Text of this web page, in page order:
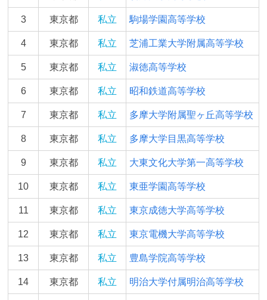
3 東京都 私立 駒場学園高等学校
4 東京都 私立 芝浦工業大学附属高等学校
5 東京都 私立 淑徳高等学校
6 東京都 私立 昭和鉄道高等学校
7 東京都 私立 多摩大学附属聖ヶ丘高等学校
8 東京都 私立 多摩大学目黒高等学校
9 東京都 私立 大東文化大学第一高等学校
10 東京都 私立 東亜学園高等学校
11 東京都 私立 東京成徳大学高等学校
12 東京都 私立 東京電機大学高等学校
13 東京都 私立 豊島学院高等学校
14 東京都 私立 明治大学付属明治高等学校